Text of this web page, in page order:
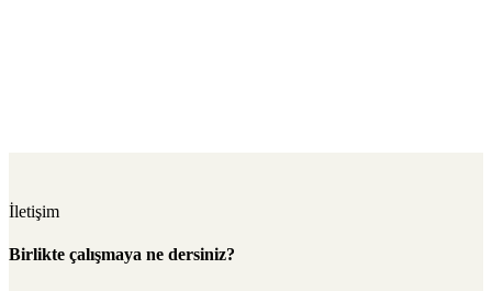
İletişim
Birlikte çalışmaya ne dersiniz?